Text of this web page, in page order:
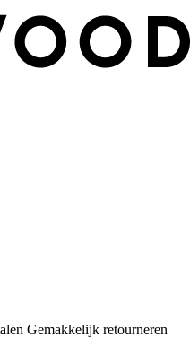
Gemakkelijk retourneren